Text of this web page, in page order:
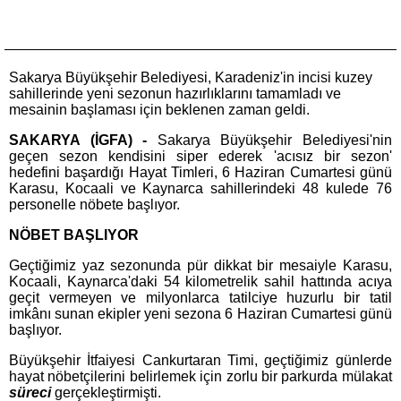
Sakarya Büyükşehir Belediyesi, Karadeniz'in incisi kuzey
sahillerinde yeni sezonun hazırlıklarını tamamladı ve
mesainin başlaması için beklenen zaman geldi.
SAKARYA (İGFA) - Sakarya Büyükşehir Belediyesi'nin
geçen sezon kendisini siper ederek 'acısız bir sezon'
hedefini başardığı Hayat Timleri, 6 Haziran Cumartesi günü
Karasu, Kocaali ve Kaynarca sahillerindeki 48 kulede 76
personelle nöbete başlıyor.
NÖBET BAŞLIYOR
Geçtiğimiz yaz sezonunda pür dikkat bir mesaiyle Karasu,
Kocaali, Kaynarca'daki 54 kilometrelik sahil hattında acıya
geçit vermeyen ve milyonlarca tatilciye huzurlu bir tatil
imkânı sunan ekipler yeni sezona 6 Haziran Cumartesi günü
başlıyor.
Büyükşehir İtfaiyesi Cankurtaran Timi, geçtiğimiz günlerde
hayat nöbetçilerini belirlemek için zorlu bir parkurda mülakat
sürecigerçekleştirmişti.